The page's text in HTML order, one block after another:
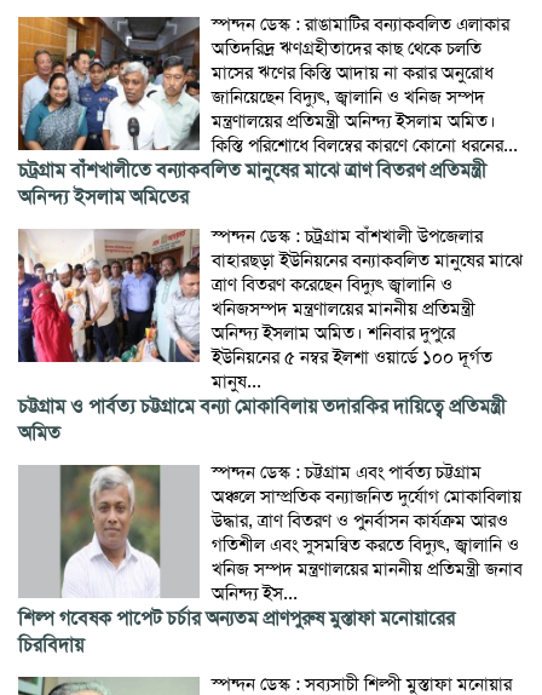
স্পন্দন ডেস্ক : রাঙামাটির বন্যাকবলিত এলাকার
অতিদরিদ্র ঋণগ্রহীতাদের কাছ থেকে চলতি
মাসের ঋণের কিস্তি আদায় না করার অনুরোধ
জানিয়েছেন বিদ্যুৎ, জ্বালানি ও খনিজ সম্পদ
মন্ত্রণালয়ের প্রতিমন্ত্রী অনিন্দ্য ইসলাম অমিত।
কিস্তি পরিশোধে বিলম্বের কারণে কোনো ধরনের...
চট্রগ্রাম বাঁশখালীতে বন্যাকবলিত মানুষের মাঝে ত্রাণ বিতরণ প্রতিমন্ত্রী
অনিন্দ্য ইসলাম অমিতের
স্পন্দন ডেস্ক : চট্রগ্রাম বাঁশখালী উপজেলার
বাহারছড়া ইউনিয়নের বন্যাকবলিত মানুষের মাঝে
ত্রাণ বিতরণ করেছেন বিদ্যুৎ জ্বালানি ও
খনিজসম্পদ মন্ত্রণালয়ের মাননীয় প্রতিমন্ত্রী
অনিন্দ্য ইসলাম অমিত। শনিবার দুপুরে
ইউনিয়নের ৫ নম্বর ইলশা ওয়ার্ডে ১০০ দূর্গত
মানুষ...
চট্টগ্রাম ও পার্বত্য চট্টগ্রামে বন্যা মোকাবিলায় তদারকির দায়িত্বে প্রতিমন্ত্রী
অমিত
স্পন্দন ডেস্ক : চট্টগ্রাম এবং পার্বত্য চট্টগ্রাম
অঞ্চলে সাম্প্রতিক বন্যাজনিত দুর্যোগ মোকাবিলায়
উদ্ধার, ত্রাণ বিতরণ ও পুনর্বাসন কার্যক্রম আরও
গতিশীল এবং সুসমন্বিত করতে বিদ্যুৎ, জ্বালানি ও
খনিজ সম্পদ মন্ত্রণালয়ের মাননীয় প্রতিমন্ত্রী জনাব
অনিন্দ্য ইস...
শিল্প গবেষক পাপেট চর্চার অন্যতম প্রাণপুরুষ মুস্তাফা মনোয়ারের
চিরবিদায়
স্পন্দন ডেস্ক : সব্যসাচী শিল্পী মুস্তাফা মনোয়ার